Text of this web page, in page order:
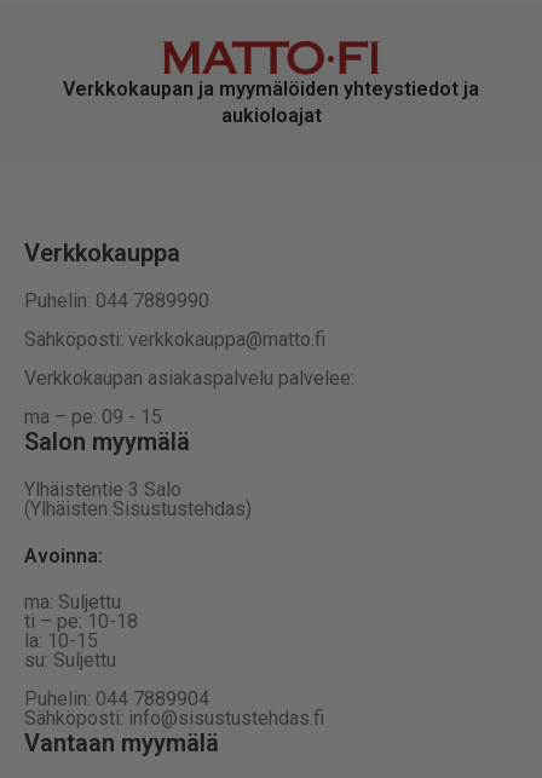
Verkkokaupan ja myymälöiden yhteystiedot ja
aukioloajat
Verkkokauppa
Puhelin: 044 7889990
Sähköposti: verkkokauppa@matto.fi
Verkkokaupan asiakaspalvelu palvelee:
ma – pe: 09 - 15
Salon myymälä
Ylhäistentie 3 Salo
(Ylhäisten Sisustustehdas)
Avoinna:
ma: Suljettu
ti – pe: 10-18
la: 10-15
su: Suljettu
Puhelin: 044 7889904
Sähköposti: info@sisustustehdas.fi
Vantaan myymälä